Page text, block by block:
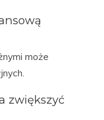
może
zwiększyć